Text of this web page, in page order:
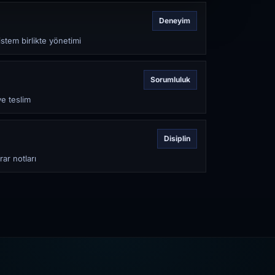
Deneyim
birlikte yönetimi
Sorumluluk
teslim
Disiplin
notları